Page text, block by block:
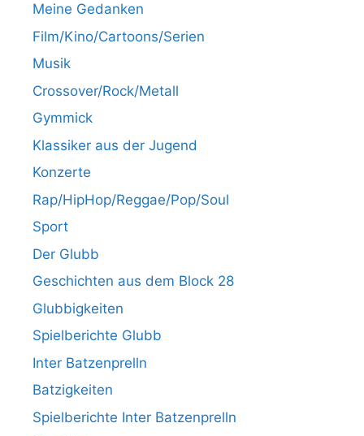
Meine Gedanken
Film/Kino/Cartoons/Serien
Musik
Crossover/Rock/Metall
Gymmick
Klassiker aus der Jugend
Konzerte
Rap/HipHop/Reggae/Pop/Soul
Sport
Der Glubb
Geschichten aus dem Block 28
Glubbigkeiten
Spielberichte Glubb
Inter Batzenprelln
Batzigkeiten
Spielberichte Inter Batzenprelln